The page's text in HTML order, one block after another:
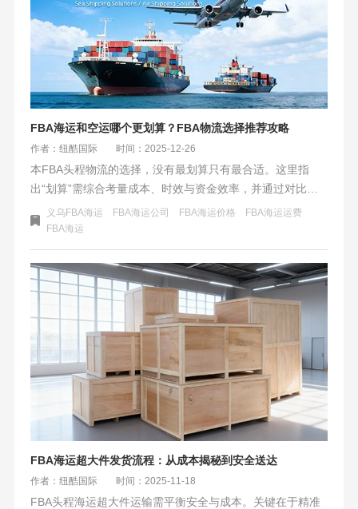
FBA海运和空运哪个更划算？FBA物流选择推荐攻略
作者：纽酷国际 时间：2025-12-26
本FBA头程物流的选择，没有最划算只有最合适。这里指
出“划算”需综合考量成本、时效与资金效率，并通过对比表
格清晰展示海运与空运的核心差异。卖家结合自身货物属
性、销售节奏等变量，利用提供的决策流程图与成本模型进
准匹配业务的实际需求与阶段，并采用“海运为主、空运应
急”的组合策略以构建最具弹性的供应链。
义乌FBA海运 FBA海运公司 FBA海运价格
FBA海运运费
​FBA海运
FBA海运超大件发货流程：从成本揭秘到安全送达
作者：纽酷国际 时间：2025-11-18
FBA头程海运超大件运输需平衡安全与成本。关键在于精准